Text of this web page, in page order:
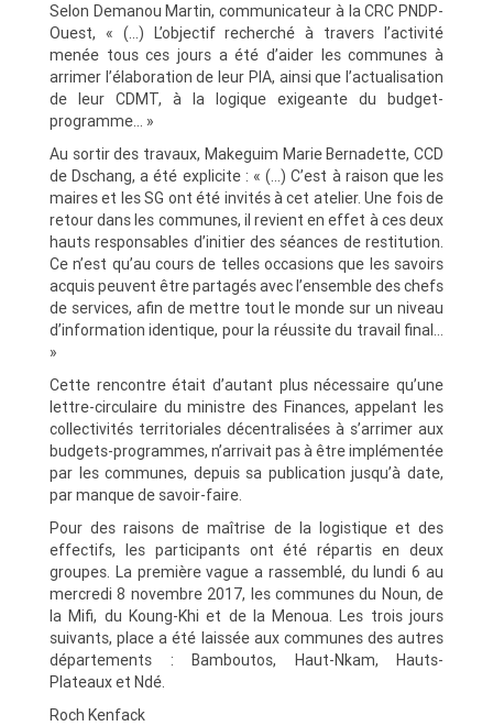
Selon Demanou Martin, communicateur à la CRC PNDP-
Ouest, « (…) L’objectif recherché à travers l’activité
menée tous ces jours a été d’aider les communes à
arrimer l’élaboration de leur PIA, ainsi que l’actualisation
de leur CDMT, à la logique exigeante du budget-
programme… »
Au sortir des travaux, Makeguim Marie Bernadette, CCD
de Dschang, a été explicite : « (…) C’est à raison que les
maires et les SG ont été invités à cet atelier. Une fois de
retour dans les communes, il revient en effet à ces deux
hauts responsables d’initier des séances de restitution.
Ce n’est qu’au cours de telles occasions que les savoirs
acquis peuvent être partagés avec l’ensemble des chefs
de services, afin de mettre tout le monde sur un niveau
d’information identique, pour la réussite du travail final…
»
Cette rencontre était d’autant plus nécessaire qu’une
lettre-circulaire du ministre des Finances, appelant les
collectivités territoriales décentralisées à s’arrimer aux
budgets-programmes, n’arrivait pas à être implémentée
par les communes, depuis sa publication jusqu’à date,
par manque de savoir-faire.
Pour des raisons de maîtrise de la logistique et des
effectifs, les participants ont été répartis en deux
groupes. La première vague a rassemblé, du lundi 6 au
mercredi 8 novembre 2017, les communes du Noun, de
la Mifi, du Koung-Khi et de la Menoua. Les trois jours
suivants, place a été laissée aux communes des autres
départements : Bamboutos, Haut-Nkam, Hauts-
Plateaux et Ndé.
Roch Kenfack